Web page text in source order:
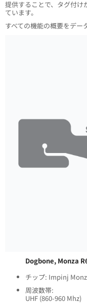
提供することで、タグ付け
ています。
すべての機能の概要をデー
Dogbone, Monza
チップ: Impinj
周波数帯:
UHF (860-960 Mhz)